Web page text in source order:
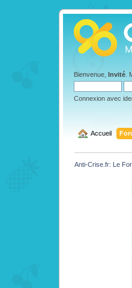
Bienvenue, Invité .
Connexion avec
Accueil
Anti-Crise.fr: Le